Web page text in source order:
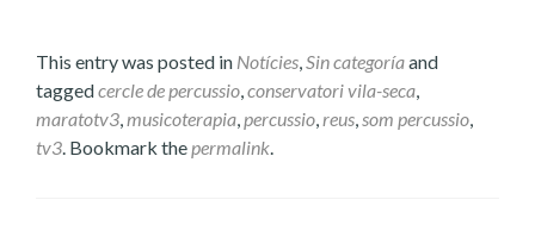
This entry was posted in Notícies,Sin categoríaand
taggedcercle de percussio,conservatori vila-seca,
maratotv3,musicoterapia,percussio,reus,som percussio,
tv3. Bookmark thepermalink.